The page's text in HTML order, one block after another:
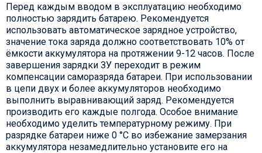
Перед каждым вводом в эксплуатацию необходимо
полностью зарядить батарею. Рекомендуется
использовать автоматическое зарядное устройство,
значение тока заряда должно соответствовать 10% от
ёмкости аккумулятора на протяжении 9-12 часов. После
завершения зарядки ЗУ переходит в режим
компенсации саморазряда батареи. При использовании
в цепи двух и более аккумуляторов необходимо
выполнить выравнивающий заряд. Рекомендуется
производить его каждые полгода. Особое внимание
необходимо уделить температурному режиму. При
разрядке батареи ниже 0 °С во избежание замерзания
аккумулятора незамедлительно установите его на